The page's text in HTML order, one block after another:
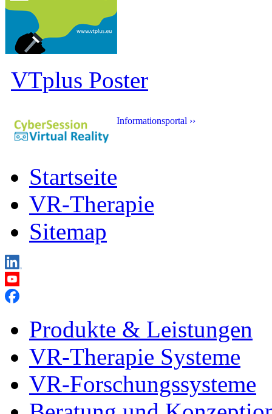
VTplus Poster
Informationsportal ››
Startseite
VR-Therapie
Sitemap
Produkte & Leistungen
VR-Therapie Systeme
VR-Forschungssysteme